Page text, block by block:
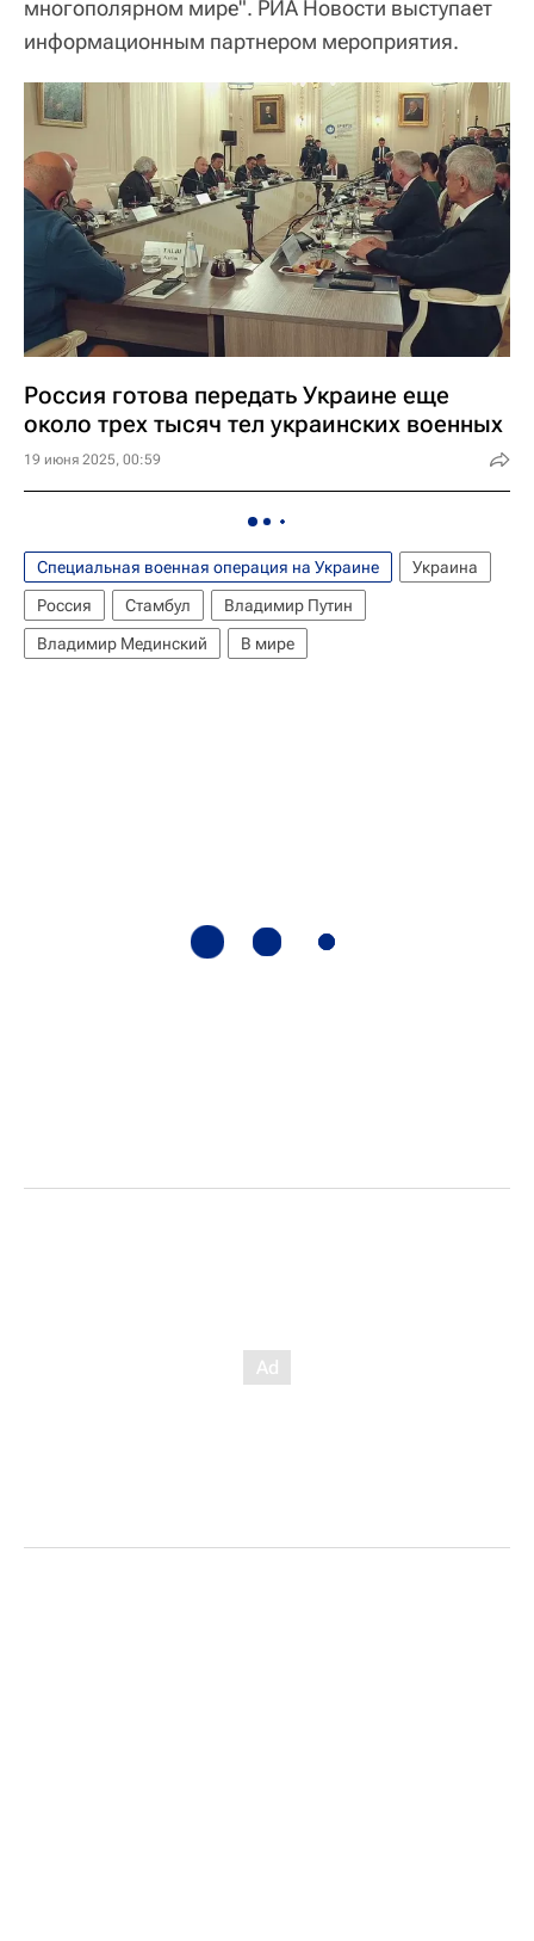
многополярном мире". РИА Новости выступает
информационным партнером мероприятия.
Россия готова передать Украине еще
около трех тысяч тел украинских военных
19 июня 2025, 00:59
Специальная военная операция на Украине
Украина
Россия
Стамбул
Владимир Путин
Владимир Мединский
В мире